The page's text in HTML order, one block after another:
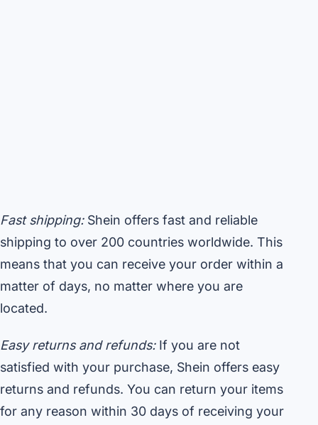
Fast shipping:Shein offers fast and reliable
shipping to over 200 countries worldwide. This
means that you can receive your order within a
matter of days, no matter where you are
located.
Easy returns and refunds:If you are not
satisfied with your purchase, Shein offers easy
returns and refunds. You can return your items
for any reason within 30 days of receiving your